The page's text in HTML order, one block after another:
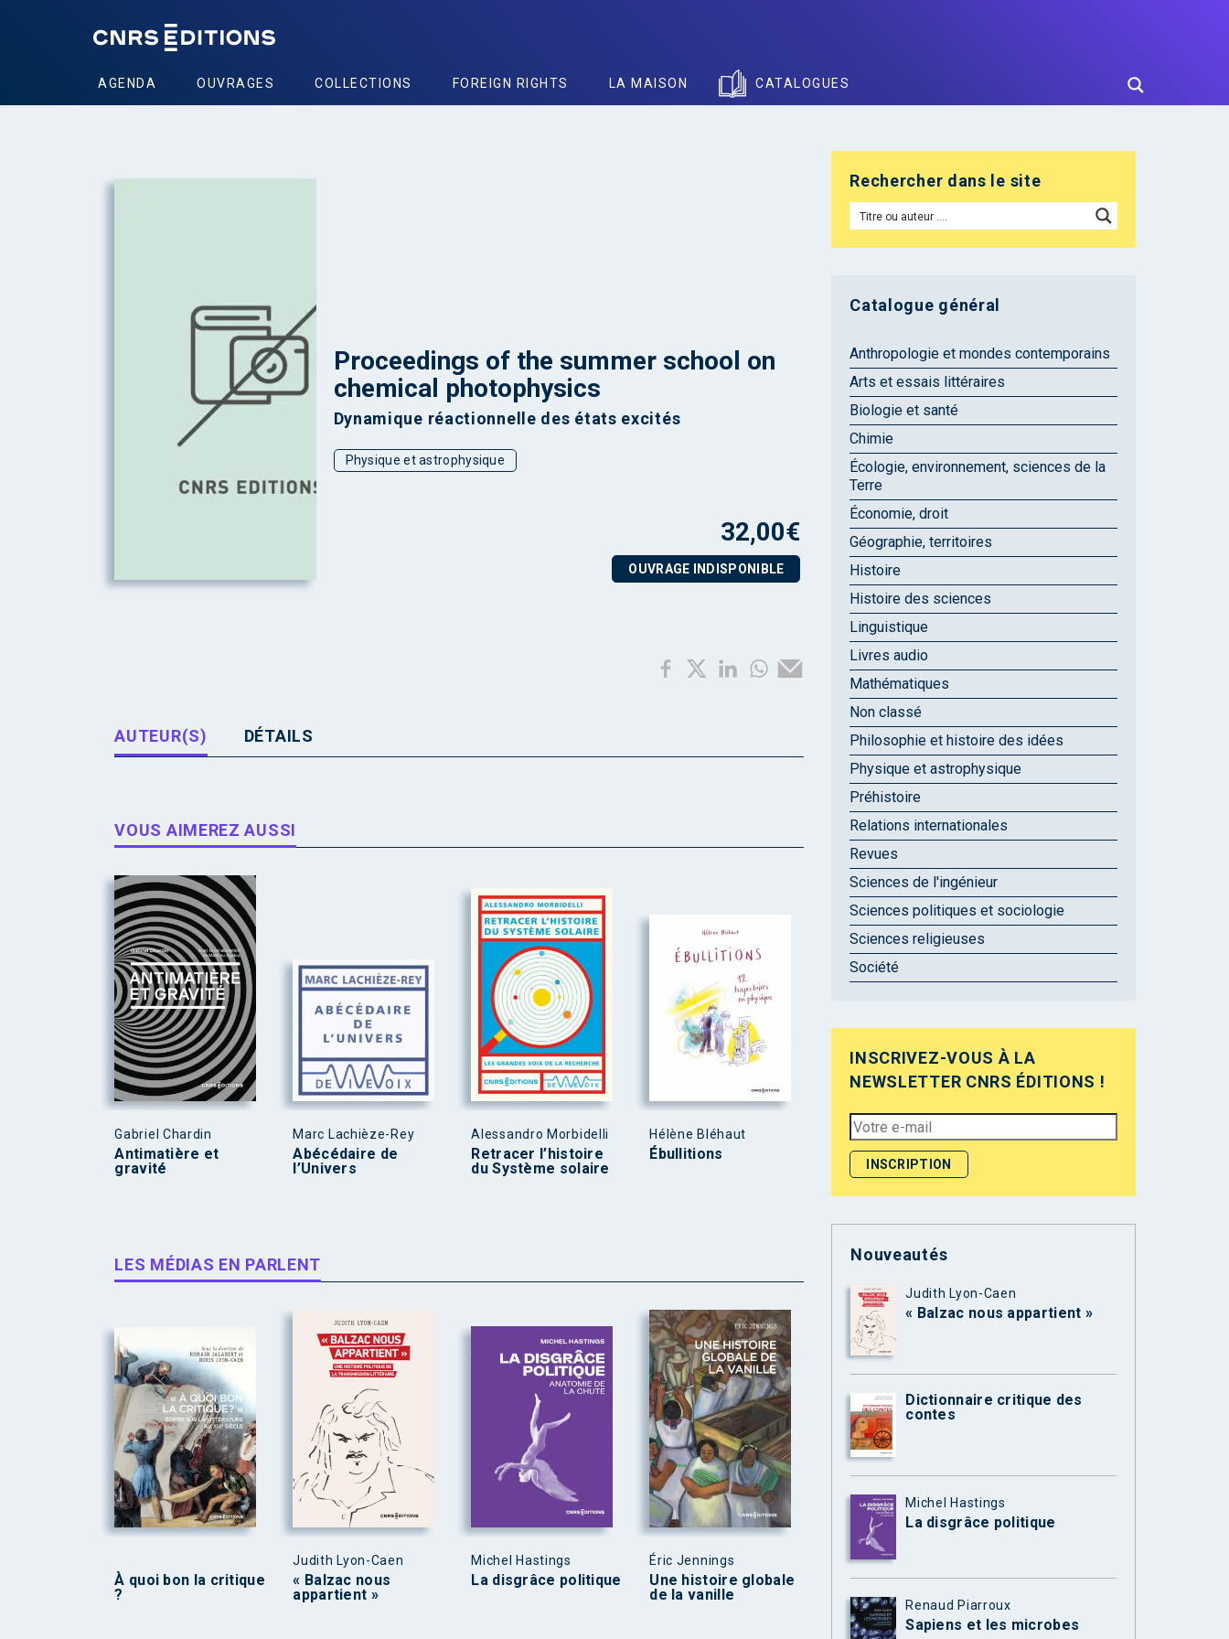
AGENDA OUVRAGES COLLECTIONS FOREIGN RIGHTS LA MAISON CATALOGUES
Proceedings of the summer school on
chemical photophysics
Dynamique réactionnelle des états excités
Physique et astrophysique
32,00€
OUVRAGE INDISPONIBLE
AUTEUR(S) DÉTAILS
VOUS AIMEREZ AUSSI
Gabriel Chardin
Antimatière et
gravité
Marc Lachièze-Rey
Abécédaire de
l’Univers
Alessandro Morbidelli
Retracer l’histoire
du Système solaire
Hélène Bléhaut
Ébullitions
LES MÉDIAS EN PARLENT
À quoi bon la critique
?
Judith Lyon-Caen
« Balzac nous
appartient »
Michel Hastings
La disgrâce politique
Éric Jennings
Une histoire globale
de la vanille
Rechercher dans le site
Catalogue général
Anthropologie et mondes contemporains
Arts et essais littéraires
Biologie et santé
Chimie
Écologie, environnement, sciences de la
Terre
Économie, droit
Géographie, territoires
Histoire
Histoire des sciences
Linguistique
Livres audio
Mathématiques
Non classé
Philosophie et histoire des idées
Physique et astrophysique
Préhistoire
Relations internationales
Revues
Sciences de l'ingénieur
Sciences politiques et sociologie
Sciences religieuses
Société
INSCRIVEZ-VOUS À LA
NEWSLETTER CNRS ÉDITIONS !
Nouveautés
Judith Lyon-Caen
« Balzac nous appartient »
Dictionnaire critique des
contes
Michel Hastings
La disgrâce politique
Renaud Piarroux
Sapiens et les microbes